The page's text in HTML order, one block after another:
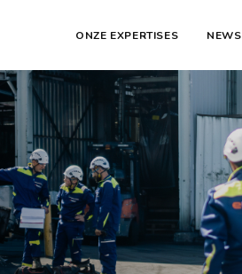
ONZE EXPERTISES NEWS